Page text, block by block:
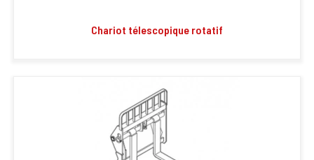
Chariot télescopique rotatif